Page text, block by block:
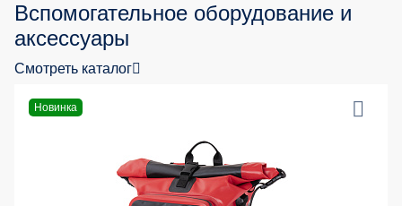
Вспомогательное оборудование и
аксессуары
Смотреть каталог
Новинка